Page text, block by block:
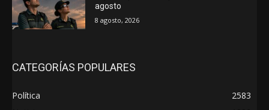
agosto
8 agosto, 2026
CATEGORÍAS POPULARES
Política
2583